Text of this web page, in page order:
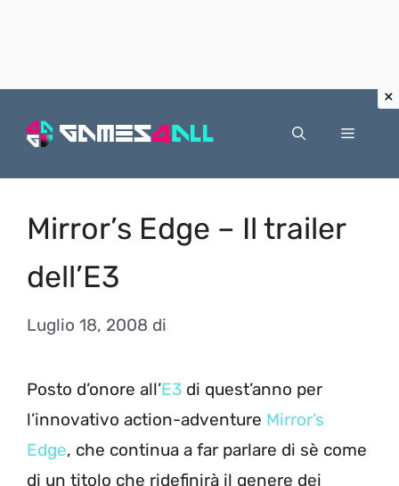
Menu
Mirror’s Edge – Il trailer
dell’E3
Luglio 18, 2008 di
Posto d’onore all’E3 di quest’anno per
l’innovativo action-adventure Mirror’s
Edge, che continua a far parlare di sè come
di un titolo che ridefinirà il genere dei